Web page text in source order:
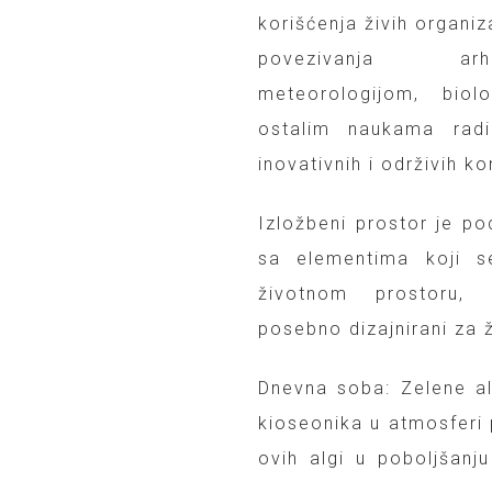
korišćenja živih
povezivanja
meteorologijom,
ostalim naukama
inovativnih i održivih
Izložbeni prostor je
sa elementima koji
životnom
posebno dizajnirani za
Dnevna soba: Zelene
kioseonika u atmosferi
ovih algi u